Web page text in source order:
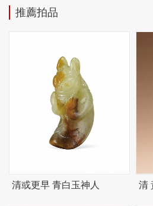
推薦拍品
清或更早 青白玉神人 清